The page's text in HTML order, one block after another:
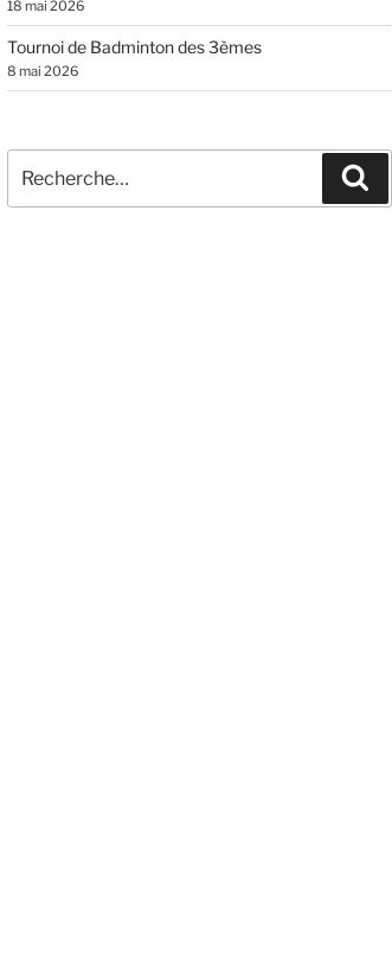
18 mai 2026
Tournoi de Badminton des 3èmes
8 mai 2026
pour
: